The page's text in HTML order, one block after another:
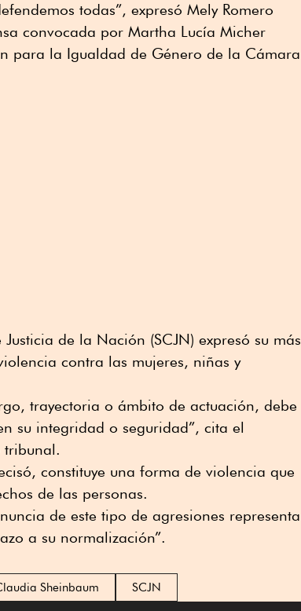
todas”, expresó Mely Romero
convocada por Martha Lucía Micher
para la Igualdad de Género de la Cámara
de la Nación (SCJN) expresó su más
contra las mujeres, niñas y
trayectoria o ámbito de actuación, debe
su integridad o seguridad”, cita el
tribunal.
constituye una forma de violencia que
de las personas.
de este tipo de agresiones representa
a su normalización”.
Sheinbaum SCJN